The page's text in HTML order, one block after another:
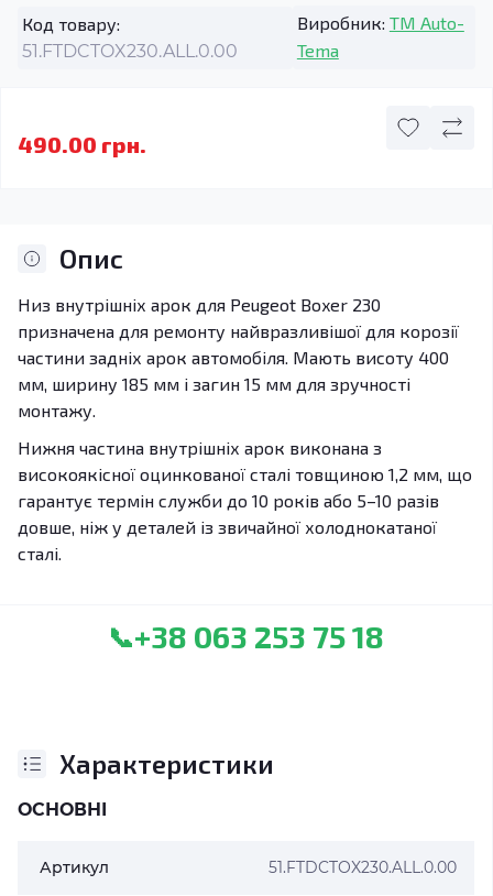
Код товару:
51.FTDCTOX230.ALL.0.00
Виробник: TM Auto-
Tema
490.00 грн.
Опис
Низ внутрішніх арок для Peugeot Boxer 230
призначена для ремонту найвразливішої для корозії
частини задніх арок автомобіля. Мають висоту 400
мм, ширину 185 мм і загин 15 мм для зручності
монтажу.
Нижня частина внутрішніх арок виконана з
високоякісної оцинкованої сталі товщиною 1,2 мм, що
гарантує термін служби до 10 років або 5–10 разів
довше, ніж у деталей із звичайної холоднокатаної
сталі.
📞+38 063 253 75 18
Характеристики
ОСНОВНІ
Артикул 51.FTDCTOX230.ALL.0.00